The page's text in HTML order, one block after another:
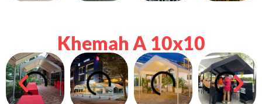
Khemah A 10x10